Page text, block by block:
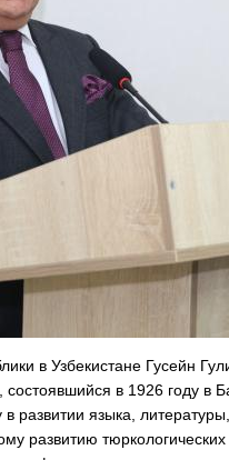
в Узбекистане Гусейн
в 1926 году в
развитии языка,
развитию